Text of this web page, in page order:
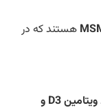
هستند که در
ویتامین D3 و